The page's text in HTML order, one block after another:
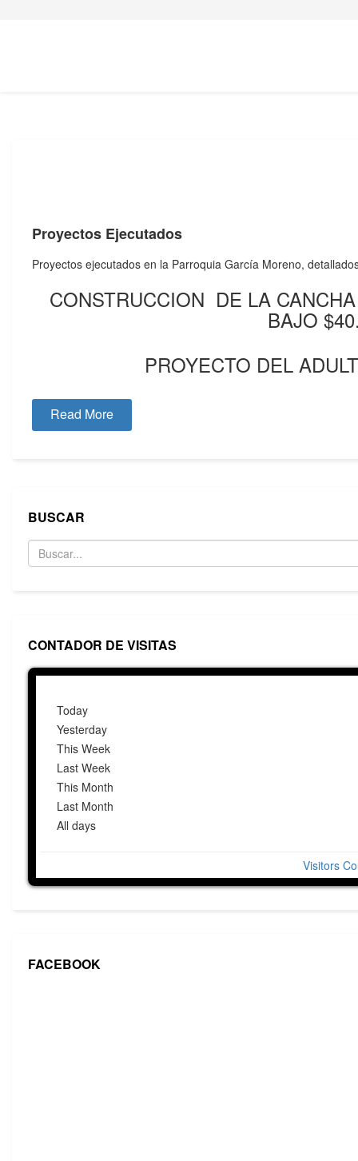
Proyectos Ejecutados
Proyectos ejecutados en la Parroquia García Moreno,
CONSTRUCCION DE LA
BAJO
PROYECTO DEL
Read More
BUSCAR
CONTADOR DE VISITAS
Today
Yesterday
This Week
Last Week
This Month
Last Month
All days
Visitors
FACEBOOK